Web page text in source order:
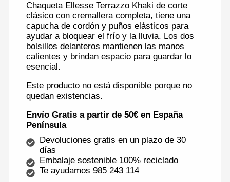
Chaqueta Ellesse Terrazzo Khaki de corte
clásico con cremallera completa, tiene una
capucha de cordón y puños elásticos para
ayudar a bloquear el frío y la lluvia. Los dos
bolsillos delanteros mantienen las manos
calientes y brindan espacio para guardar lo
esencial.
Este producto no está disponible porque no
quedan existencias.
Envío Gratis a partir de 50€ en España
Península
Devoluciones gratis en un plazo de 30
días
Embalaje sostenible 100% reciclado
Te ayudamos 985 243 114